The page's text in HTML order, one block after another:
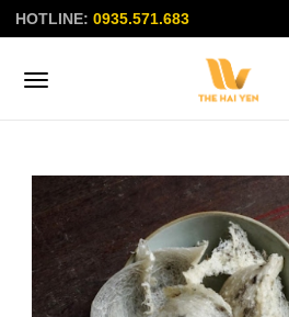
HOTLINE: 0935.571.683